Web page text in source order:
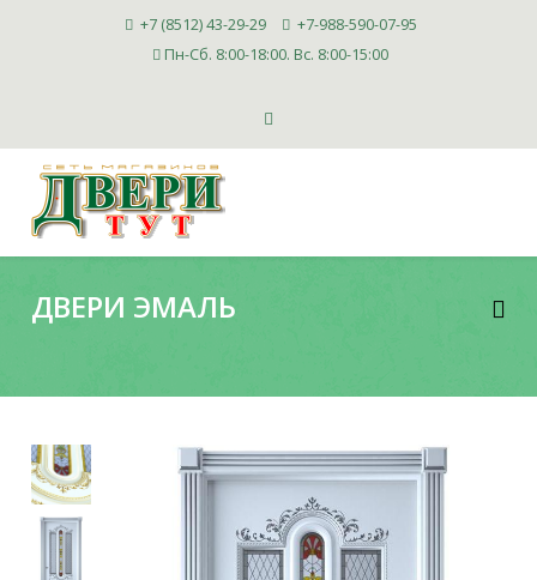
+7 (8512) 43-29-29
+7-988-590-07-95
Пн-Сб. 8:00-18:00. Вс. 8:00-15:00
ДВЕРИ ЭМАЛЬ